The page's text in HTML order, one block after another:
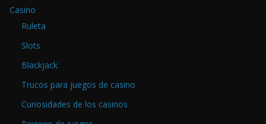
Casino
Ruleta
Slots
Blackjack
Trucos para juegos de casino
Curiosidades de los casinos